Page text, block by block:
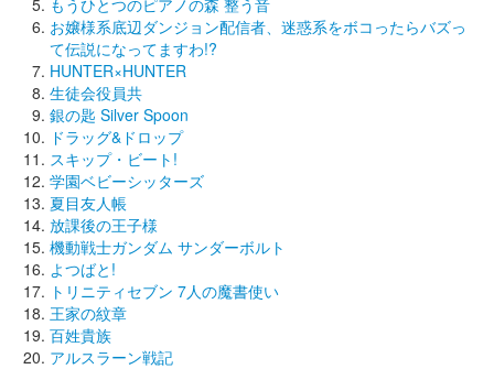
お嬢様系底辺ダンジョン配信者、迷惑系をボコったらバズっ
て伝説になってますわ!?
HUNTER×HUNTER
生徒会役員共
銀の匙 Silver Spoon
ドラッグ&ドロップ
スキップ・ビート!
学園ベビーシッターズ
夏目友人帳
放課後の王子様
機動戦士ガンダム サンダーボルト
よつばと!
トリニティセブン 7人の魔書使い
王家の紋章
百姓貴族
アルスラーン戦記